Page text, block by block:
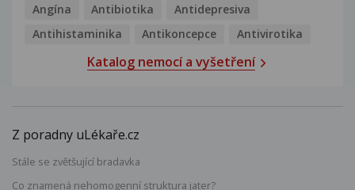
Angína
Antibiotika
Antidepresiva
Antihistaminika
Antikoncepce Antivirotika
Katalog nemocí a vyšetření
Z poradny uLékaře.cz
Stále se zvětšující bradavka
Co znamená nehomogenní struktura jater?